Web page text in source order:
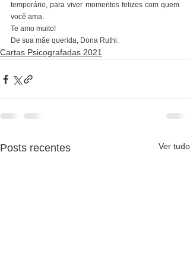
temporário, para viver momentos felizes com quem
você ama.
Te amo muito!
De sua mãe querida, Dona Ruthi.
Cartas Psicografadas 2021
Posts recentes Ver tudo